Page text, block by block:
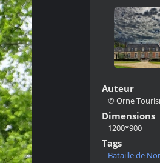
Auteur
© Orne
Dimensions
1200*900
Tags
Bataille de